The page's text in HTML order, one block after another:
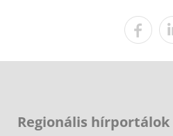
Regionális hírportálok